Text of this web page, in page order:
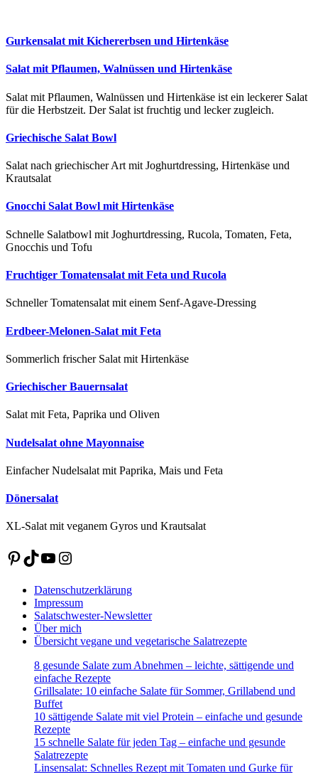
Gurkensalat mit Kichererbsen und Hirtenkäse
Salat mit Pflaumen, Walnüssen und Hirtenkäse
Salat mit Pflaumen, Walnüssen und Hirtenkäse ist ein leckerer Salat
für die Herbstzeit. Der Salat ist fruchtig und lecker zugleich.
Griechische Salat Bowl
Salat nach griechischer Art mit Joghurtdressing, Hirtenkäse und
Krautsalat
Gnocchi Salat Bowl mit Hirtenkäse
Schnelle Salatbowl mit Joghurtdressing, Rucola, Tomaten, Feta,
Gnocchis und Tofu
Fruchtiger Tomatensalat mit Feta und Rucola
Schneller Tomatensalat mit einem Senf-Agave-Dressing
Erdbeer-Melonen-Salat mit Feta
Sommerlich frischer Salat mit Hirtenkäse
Griechischer Bauernsalat
Salat mit Feta, Paprika und Oliven
Nudelsalat ohne Mayonnaise
Einfacher Nudelsalat mit Paprika, Mais und Feta
Dönersalat
XL-Salat mit veganem Gyros und Krautsalat
Pinterest
TikTok
YouTube
Instagram
Datenschutzerklärung
Impressum
Salatschwester-Newsletter
Über mich
Übersicht vegane und vegetarische Salatrezepte
8 gesunde Salate zum Abnehmen – leichte, sättigende und
einfache Rezepte
Grillsalate: 10 einfache Salate für Sommer, Grillabend und
Buffet
10 sättigende Salate mit viel Protein – einfache und gesunde
Rezepte
15 schnelle Salate für jeden Tag – einfache und gesunde
Salatrezepte
Linsensalat: Schnelles Rezept mit Tomaten und Gurke für